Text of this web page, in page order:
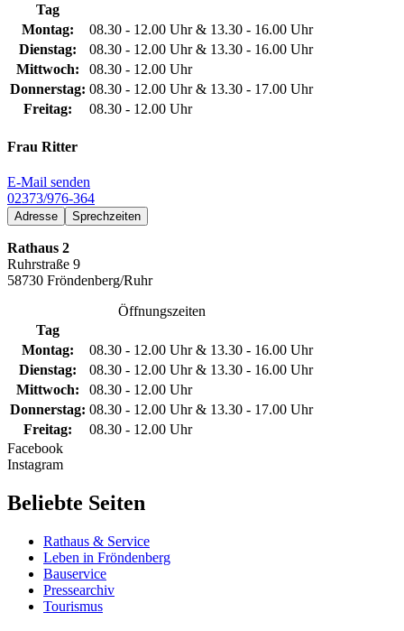
Tag
Montag:
08.30 - 12.00 Uhr & 13.30 - 16.00 Uhr
Dienstag:
08.30 - 12.00 Uhr & 13.30 - 16.00 Uhr
Mittwoch:
08.30 - 12.00 Uhr
Donnerstag: 08.30 - 12.00 Uhr & 13.30 - 17.00 Uhr
Freitag:
08.30 - 12.00 Uhr
Frau Ritter
E-Mail senden
02373/976-364
Adresse Sprechzeiten
Rathaus 2
Ruhrstraße 9
58730 Fröndenberg/Ruhr
Öffnungszeiten
Tag
Montag:
08.30 - 12.00 Uhr & 13.30 - 16.00 Uhr
Dienstag:
08.30 - 12.00 Uhr & 13.30 - 16.00 Uhr
Mittwoch:
08.30 - 12.00 Uhr
Donnerstag: 08.30 - 12.00 Uhr & 13.30 - 17.00 Uhr
Freitag:
08.30 - 12.00 Uhr
Facebook
Instagram
Beliebte Seiten
Rathaus & Service
Leben in Fröndenberg
Bauservice
Pressearchiv
Tourismus